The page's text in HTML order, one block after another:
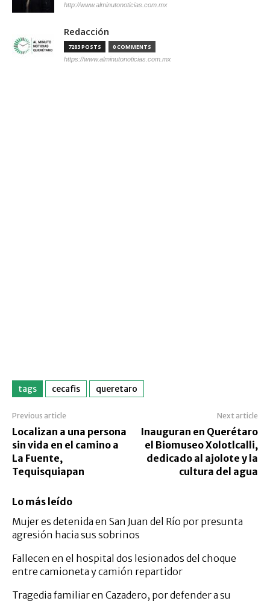
http://www.alminutonoticias.com.mx
Redacción
7283 POSTS 0 COMMENTS
https://www.alminutonoticias.com.mx
tags cecafis queretaro
Previous article
Localizan a una persona
sin vida en el camino a
La Fuente,
Tequisquiapan
Next article
Inauguran en Querétaro
el Biomuseo Xolotlcalli,
dedicado al ajolote y la
cultura del agua
Lo más leído
Mujer es detenida en San Juan del Río por presunta
agresión hacia sus sobrinos
Fallecen en el hospital dos lesionados del choque
entre camioneta y camión repartidor
Tragedia familiar en Cazadero, por defender a su